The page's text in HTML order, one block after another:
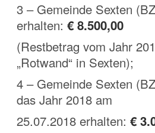
3 – Gemeinde Sexten
erhalten: € 8.500,00
(Restbetrag vom Jahr
„Rotwand“ in Sexten);
4 – Gemeinde Sexten
das Jahr 2018 am
25.07.2018 erhalten: €